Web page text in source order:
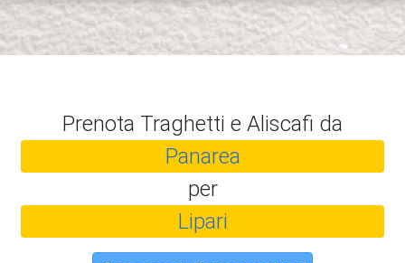
Prenota Traghetti e Aliscafi da
Panarea
per
Lipari